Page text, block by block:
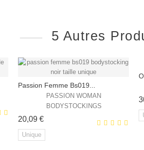
5 Autres
Passion Femme Bs019...
PASSION WOMAN
BODYSTOCKINGS
20,09 €Prix
Unique